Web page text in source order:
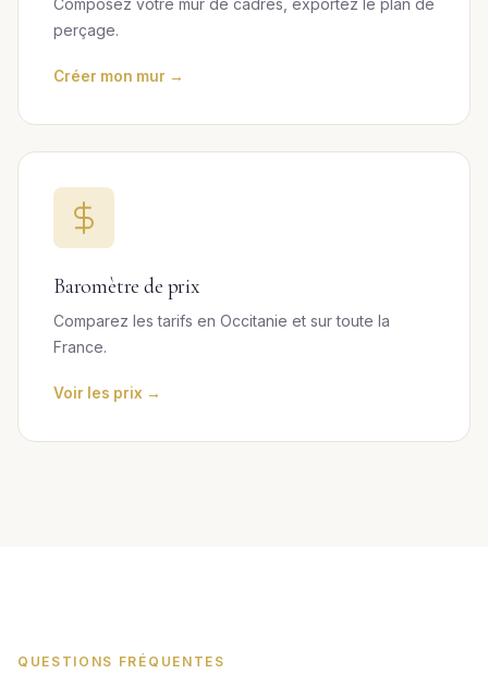
Composez votre mur de cadres, exportez le plan de
perçage.
Créer mon mur →
Baromètre de prix
Comparez les tarifs en Occitanie et sur toute la
France.
Voir les prix →
QUESTIONS FRÉQUENTES